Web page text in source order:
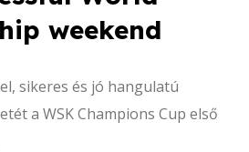
weekend
sikeres és jó hangulatú
a WSK Champions Cup első